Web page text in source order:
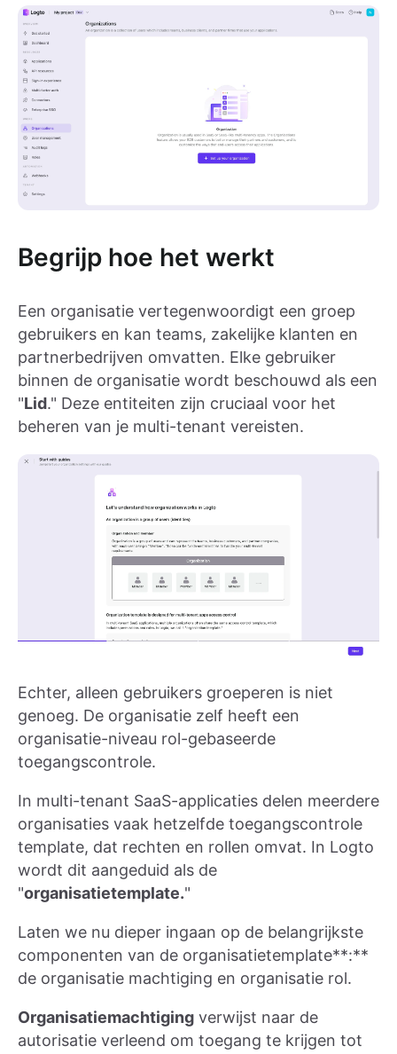
Begrijp hoe het werkt
Een organisatie vertegenwoordigt een groep
gebruikers en kan teams, zakelijke klanten en
partnerbedrijven omvatten. Elke gebruiker
binnen de organisatie wordt beschouwd als een
"Lid." Deze entiteiten zijn cruciaal voor het
beheren van je multi-tenant vereisten.
Echter, alleen gebruikers groeperen is niet
genoeg. De organisatie zelf heeft een
organisatie-niveau rol-gebaseerde
toegangscontrole.
In multi-tenant SaaS-applicaties delen meerdere
organisaties vaak hetzelfde toegangscontrole
template, dat rechten en rollen omvat. In Logto
wordt dit aangeduid als de
"organisatietemplate."
Laten we nu dieper ingaan op de belangrijkste
componenten van de organisatietemplate**:**
de organisatie machtiging en organisatie rol.
Organisatiemachtiging verwijst naar de
autorisatie verleend om toegang te krijgen tot